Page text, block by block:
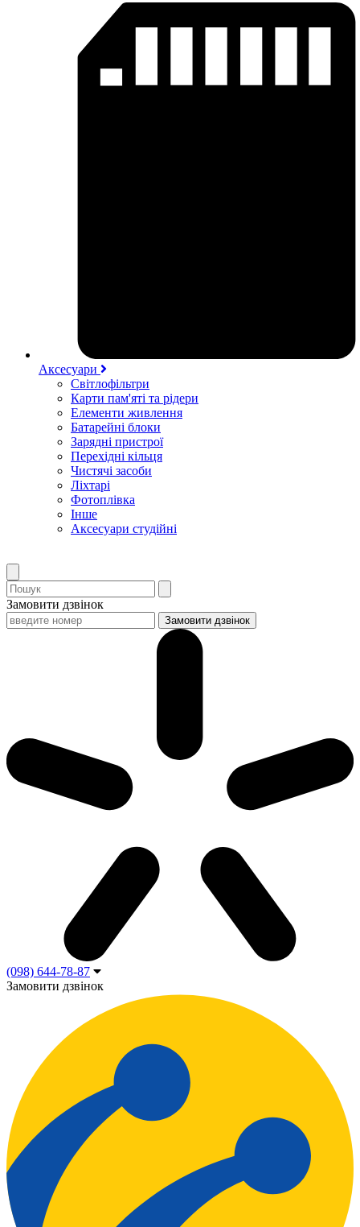
Аксесуари
Світлофільтри
Карти пам'яті та рідери
Елементи живлення
Батарейні блоки
Зарядні пристрої
Перехідні кільця
Чистячі засоби
Ліхтарі
Фотоплівка
Інше
Аксесуари студійні
Замовити дзвінок
(098) 644-78-87
Замовити дзвінок